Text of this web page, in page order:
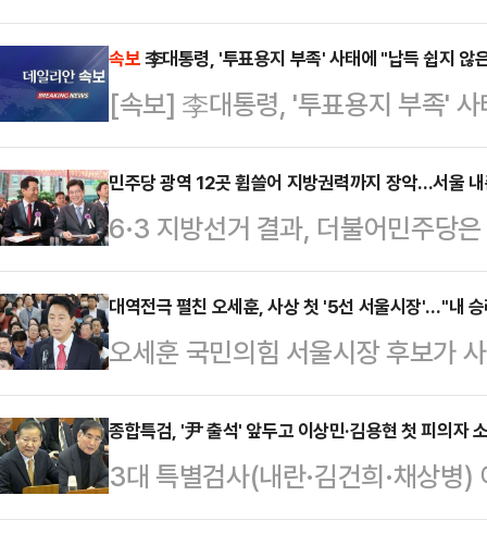
후보들에게 지지를 보낸 시민들에
태에 대한 책임을 강하게 요구했다.
은 4일 국회 소통관에서 열린 기자
을 지키게끔 기회를 한 번 더 주십
고 오세훈 시장과 후보들에게 소중
실로 보답드리겠다"고 밝혔다.배
열세인 상황에서 네 권역…
속보李대통령, '투표용지 부족' 사태에 "납득 쉽지 않
[속보] 李대통령, '투표용지 부족'
유감"
민주당 광역 12곳 휩쓸어 지방권력까지 장악…서울
6·3 지방선거 결과, 더불어민주당
힘은 4곳에서 승리했다. 민주당은
이어 지방권력까지 장악했다. 다만
민의힘이 극적으로 승리하면서, 민
당, 수도권·충청·호남·강원 휩쓸어
은 서울을 제외한 수도권 2곳, 충청
서 승리했다.경기지사 선거에서는
보를 누르고 …
대역전극 펼친 오세훈, 사상 첫 '5선 서울시장'…"내
오세훈 국민의힘 서울시장 후보가
이다. 정원오 더불어민주당 후보를
다. 오 후보는 "오세훈 개인의 승리
민의 승리다"라고 강조했다.오 후
기자회견을 열고 "서울의 미래가
종합특검, '尹 출석' 앞두고 이상민·김용현 첫 피의자
3대 특별검사(내란·김건희·채상병
검팀이 이상민 전 행정안전부 장관